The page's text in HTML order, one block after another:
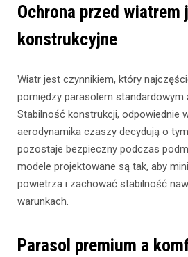
Ochrona przed
konstrukcyjne
Wiatr jest czynnikiem, który
pomiędzy parasolem standardowym
Stabilność konstrukcji, odpowiednie
aerodynamika czaszy decydują o
pozostaje bezpieczny podczas
modele projektowane są tak, aby
powietrza i zachować stabilność
warunkach.
Parasol premium a